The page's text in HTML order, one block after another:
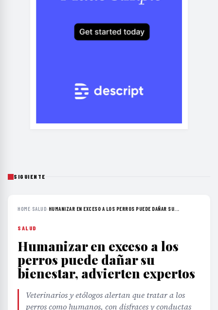
SIGUIENTE
HOME› SALUD› HUMANIZAR EN EXCESO A LOS PERROS PUEDE DAÑAR SU...
SALUD
Humanizar en exceso a los
perros puede dañar su
bienestar, advierten expertos
Veterinarios y etólogos alertan que tratar a los
perros como humanos, con disfraces y conductas